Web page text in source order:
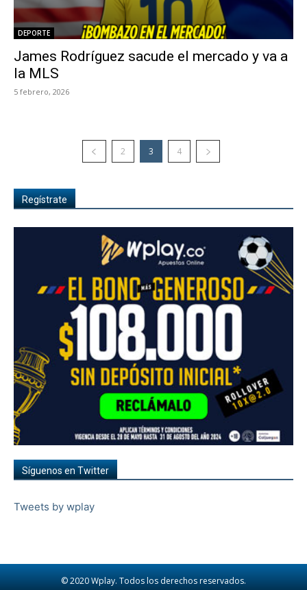
DEPORTE
James Rodríguez sacude el mercado y va a
la MLS
5 febrero, 2026
2 3 4
Regístrate
Síguenos en Twitter
Tweets by wplay
© 2020 Wplay. Todos los derechos reservados.